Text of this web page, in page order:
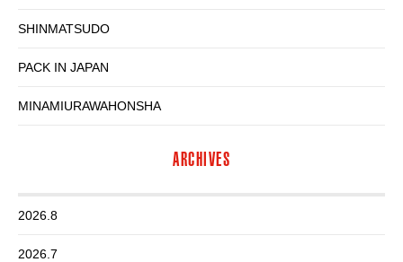
SHINMATSUDO
PACK IN JAPAN
MINAMIURAWAHONSHA
ARCHIVES
2026.8
2026.7